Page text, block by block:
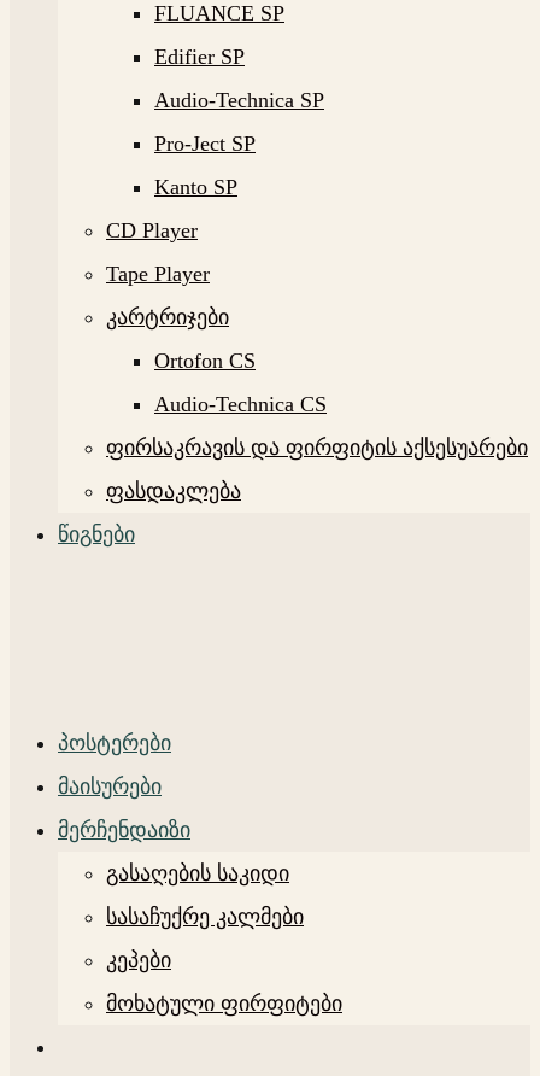
FLUANCE SP
Edifier SP
Audio-Technica SP
Pro-Ject SP
Kanto SP
CD Player
Tape Player
კარტრიჯები
Ortofon CS
Audio-Technica CS
ფირსაკრავის და ფირფიტის აქსესუარები
ფასდაკლება
წიგნები
პოსტერები
მაისურები
მერჩენდაიზი
გასაღების საკიდი
სასაჩუქრე კალმები
კეპები
მოხატული ფირფიტები